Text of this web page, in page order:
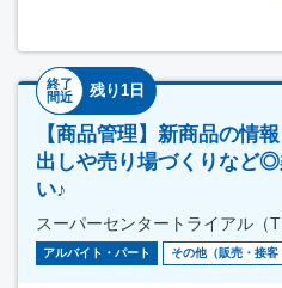
終了
間近
残り1日
【商品管理】新商品の情
出しや売り場づくりなど
い♪
スーパーセンタートライアル（
アルバイト・パート その他（販売・接客